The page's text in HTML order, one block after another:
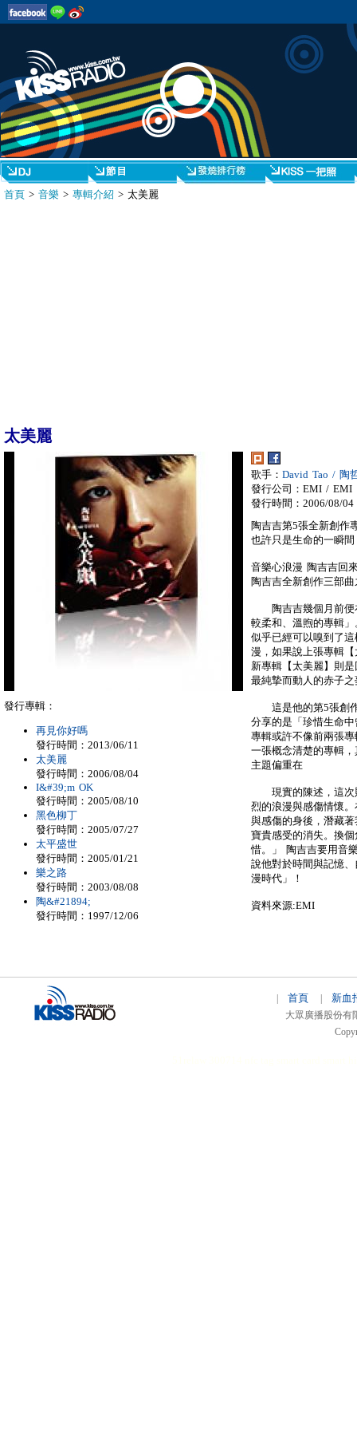
首頁 > 音樂 > 專輯介紹 > 太美麗
太美麗
歌手： David Tao / 陶
發行公司：EMI / EMI
發行時間：2006/08/04
陶吉吉第5張全新創
也許只是生命的一瞬
音樂心浪漫 陶吉吉回
陶吉吉全新創作三部
陶吉吉幾個月前便
較柔和、溫煦的專輯
似乎已經可以嗅到了
漫，如果說上張專輯
新專輯【太美麗】則
最純摯而動人的赤子之
這是他的第5張創作
分享的是「珍惜生命
專輯或許不像前兩張
一張概念清楚的專輯
主題偏重在
現實的陳述，這次
烈的浪漫與感傷情懷
與感傷的身後，潛藏
寶貴感受的消失。換
惜。」 陶吉吉要用音
說他對於時間與記憶
漫時代」！
資料來源:EMI
發行專輯：
再見你好嗎
發行時間：2013/06/11
太美麗
發行時間：2006/08/04
I&#39;m OK
發行時間：2005/08/10
黑色柳丁
發行時間：2005/07/27
太平盛世
發行時間：2005/01/21
樂之路
發行時間：2003/08/08
陶&#21894;
發行時間：1997/12/06
| 首頁| 新血
大眾廣播股份有